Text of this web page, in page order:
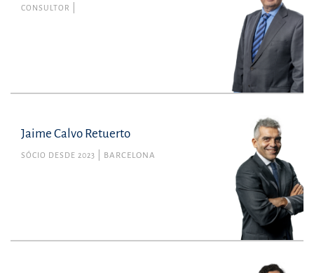
CONSULTOR
Jaime Calvo Retuerto
SÓCIO DESDE 2023 BARCELONA